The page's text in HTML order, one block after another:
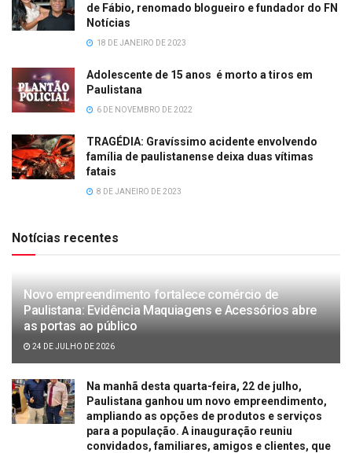
de Fábio, renomado blogueiro e fundador do FN
Notícias
18 DE JANEIRO DE 2023
Adolescente de 15 anos é morto a tiros em
Paulistana
6 DE NOVEMBRO DE 2022
TRAGÉDIA: Gravíssimo acidente envolvendo
família de paulistanense deixa duas vítimas
fatais
8 DE JANEIRO DE 2023
Notícias recentes
Novo empreendimento fortalece comércio de
Paulistana: Evidência Maquiagens e Acessórios abre
as portas ao público
24 DE JULHO DE 2026
Na manhã desta quarta-feira, 22 de julho,
Paulistana ganhou um novo empreendimento,
ampliando as opções de produtos e serviços
para a população. A inauguração reuniu
convidados, familiares, amigos e clientes, que